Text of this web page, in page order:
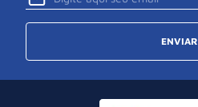
ENVIAR